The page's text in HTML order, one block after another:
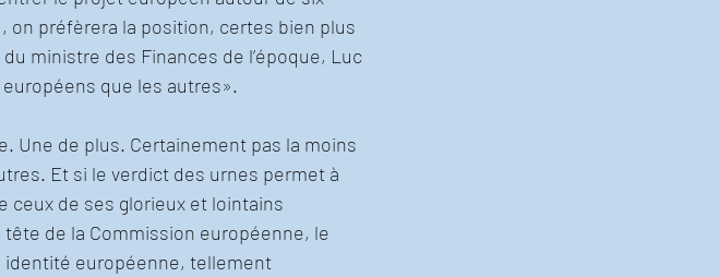
on préfèrera la position, certes bien plus
ministre des Finances de l’époque, Luc
que les autres».
Une de plus. Certainement pas la moins
Et si le verdict des urnes permet à
ceux de ses glorieux et lointains
de la Commission européenne, le
identité européenne, tellement